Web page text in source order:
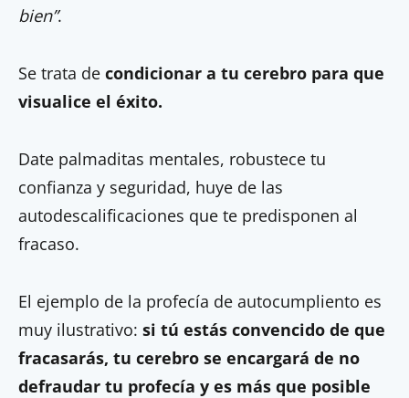
bien”.
Se trata de condicionar a tu cerebro para que
visualice el éxito.
Date palmaditas mentales, robustece tu
confianza y seguridad, huye de las
autodescalificaciones que te predisponen al
fracaso.
El ejemplo de la profecía de autocumpliento es
muy ilustrativo: si tú estás convencido de que
fracasarás, tu cerebro se encargará de no
defraudar tu profecía y es más que posible